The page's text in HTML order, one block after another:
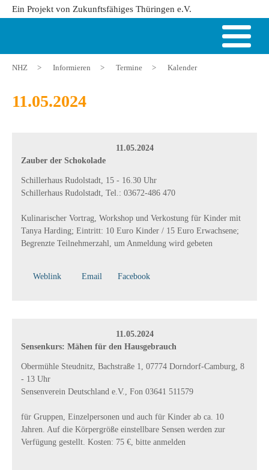
Ein Projekt von Zukunftsfähiges Thüringen e.V.
NHZ > Informieren > Termine > Kalender
11.05.2024
11.05.2024
Zauber der Schokolade
Schillerhaus Rudolstadt, 15 - 16.30 Uhr
Schillerhaus Rudolstadt, Tel.: 03672-486 470
Kulinarischer Vortrag, Workshop und Verkostung für Kinder mit
Tanya Harding; Eintritt: 10 Euro Kinder / 15 Euro Erwachsene;
Begrenzte Teilnehmerzahl, um Anmeldung wird gebeten
Weblink Email Facebook
11.05.2024
Sensenkurs: Mähen für den Hausgebrauch
Obermühle Steudnitz, Bachstraße 1, 07774 Dorndorf-Camburg, 8
- 13 Uhr
Sensenverein Deutschland e.V., Fon 03641 511579
für Gruppen, Einzelpersonen und auch für Kinder ab ca. 10
Jahren. Auf die Körpergröße einstellbare Sensen werden zur
Verfügung gestellt. Kosten: 75 €, bitte anmelden